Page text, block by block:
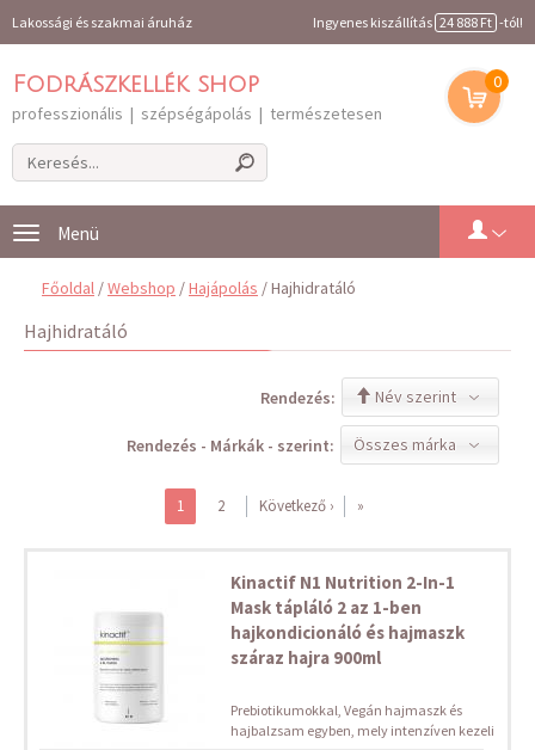
Lakossági és szakmai áruház Ingyenes kiszállítás 24 888 Ft -tól!
Fodrászkellék shop
professzionális | szépségápolás | természetesen
0
Toggle
navigation
Főoldal /Webshop /Hajápolás / Hajhidratáló
Hajhidratáló
Név szerint
Rendezés:
Összes márka
Rendezés - Márkák - szerint:
1 2 Következő › »
Kinactif N1 Nutrition 2-In-1
Mask tápláló 2 az 1-ben
hajkondicionáló és hajmaszk
száraz hajra 900ml
Prebiotikumokkal, Vegán hajmaszk és
hajbalzsam egyben, mely intenzíven kezeli